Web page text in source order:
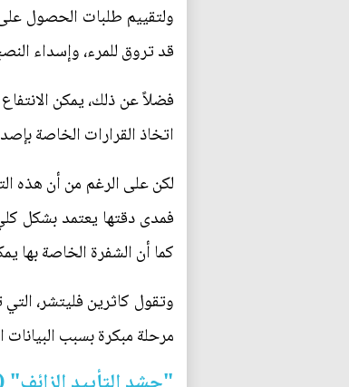
ولتقييم طلبات الحصول
قد تروق للمرء، وإسداء
فضلاً عن ذلك، يمكن
اتخاذ القرارات الخاصة
لكن على الرغم من أن هذه
فمدى دقتها يعتمد بشكل
كما أن الشفرة الخاصة
وتقول كاثرين فليتشر،
مرحلة مبكرة بسبب